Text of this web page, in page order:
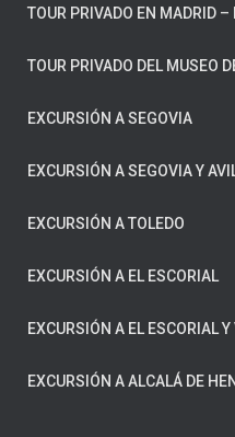
TOUR PRIVADO EN MADRID –
TOUR PRIVADO DEL MUSEO
EXCURSIÓN A SEGOVIA
EXCURSIÓN A SEGOVIA Y
EXCURSIÓN A TOLEDO
EXCURSIÓN A EL ESCORIAL
EXCURSIÓN A EL ESCORIAL
EXCURSIÓN A ALCALÁ DE